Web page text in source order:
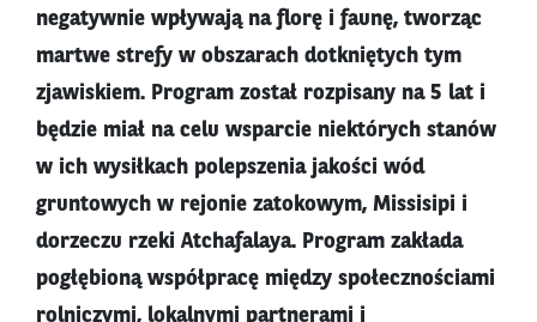
negatywnie wpływają na florę i faunę, tworząc
martwe strefy w obszarach dotkniętych tym
zjawiskiem. Program został rozpisany na 5 lat i
będzie miał na celu wsparcie niektórych stanów
w ich wysiłkach polepszenia jakości wód
gruntowych w rejonie zatokowym, Missisipi i
dorzeczu rzeki Atchafalaya. Program zakłada
pogłębioną współpracę między społecznościami
rolniczymi, lokalnymi partnerami i